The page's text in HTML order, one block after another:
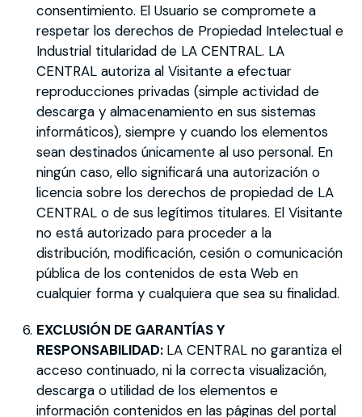
consentimiento. El Usuario se compromete a
respetar los derechos de Propiedad Intelectual e
Industrial titularidad de LA CENTRAL. LA
CENTRAL autoriza al Visitante a efectuar
reproducciones privadas (simple actividad de
descarga y almacenamiento en sus sistemas
informáticos), siempre y cuando los elementos
sean destinados únicamente al uso personal. En
ningún caso, ello significará una autorización o
licencia sobre los derechos de propiedad de LA
CENTRAL o de sus legítimos titulares. El Visitante
no está autorizado para proceder a la
distribución, modificación, cesión o comunicación
pública de los contenidos de esta Web en
cualquier forma y cualquiera que sea su finalidad.
EXCLUSIÓN DE GARANTÍAS Y
RESPONSABILIDAD: LA CENTRAL no garantiza el
acceso continuado, ni la correcta visualización,
descarga o utilidad de los elementos e
información contenidos en las páginas del portal